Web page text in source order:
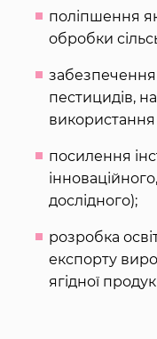
поліпшення
обробки
забезпечення
пестицидів,
використання
посилення
дослідного);
розробка
експорту
ягідної